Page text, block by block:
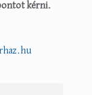
kérni.